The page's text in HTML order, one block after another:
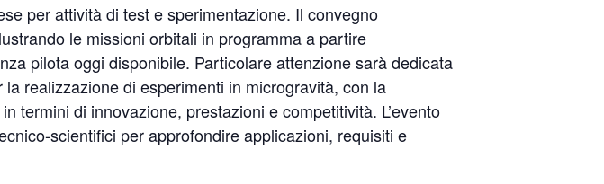
per attività di test e sperimentazione. Il convegno
le missioni orbitali in programma a partire
pilota oggi disponibile. Particolare attenzione sarà dedicata
realizzazione di esperimenti in microgravità, con la
termini di innovazione, prestazioni e competitività. L’evento
scientifici per approfondire applicazioni, requisiti e